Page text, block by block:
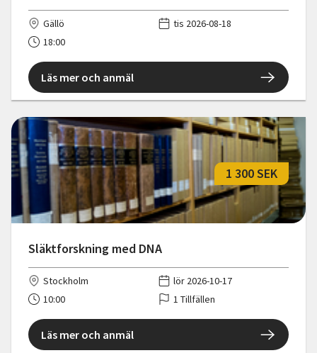
Gällö
tis 2026-08-18
18:00
Läs mer och anmäl
Släktforskning med DNA
1 300 SEK
Stockholm
lör 2026-10-17
10:00
1 Tillfällen
Läs mer och anmäl